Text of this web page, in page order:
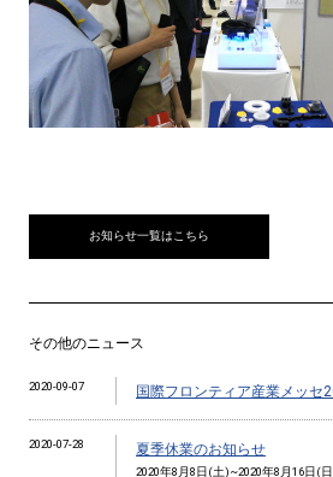
お知らせ一覧はこちら
その他のニュース
2020-09-07 国際フロンティア産業メッセ
2020-07-28 夏季休業のお知らせ
2020年8月8日(土)~2020年8月16日(